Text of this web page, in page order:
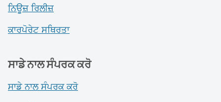
ਨਿਊਜ਼ ਰਿਲੀਜ਼
ਕਾਰਪੋਰੇਟ ਸਥਿਰਤਾ
ਸਾਡੇ ਨਾਲ ਸੰਪਰਕ ਕਰੋ
ਸਾਡੇ ਨਾਲ ਸੰਪਰਕ ਕਰੋ